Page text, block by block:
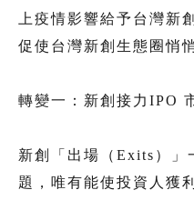
上疫情影響給予台灣新
促使台灣新創生態圈悄
轉變一：新創接力IPO
新創「出場（Exits）」
題，唯有能使投資人獲